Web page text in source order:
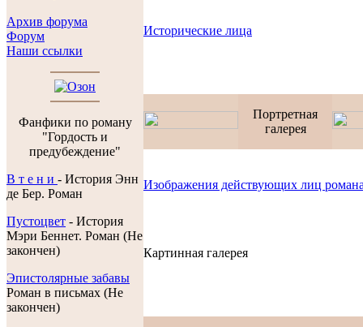
Архив форума
Форум
Наши ссылки
Фанфики по роману
"Гордость и
предубеждение"
В т е н и - История Энн
де Бер. Роман
Пустоцвет - История
Мэри Беннет. Роман (Не
закончен)
Эпистолярные забавы
Роман в письмах (Не
закончен)
Исторические лица
Портретная
галерея
Изображения действующих лиц
Картинная галерея